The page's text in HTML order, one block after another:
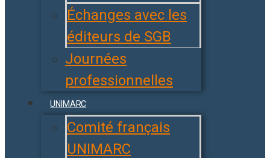
Échanges avec les
éditeurs de SGB
Journées
professionnelles
UNIMARC
Comité français
UNIMARC